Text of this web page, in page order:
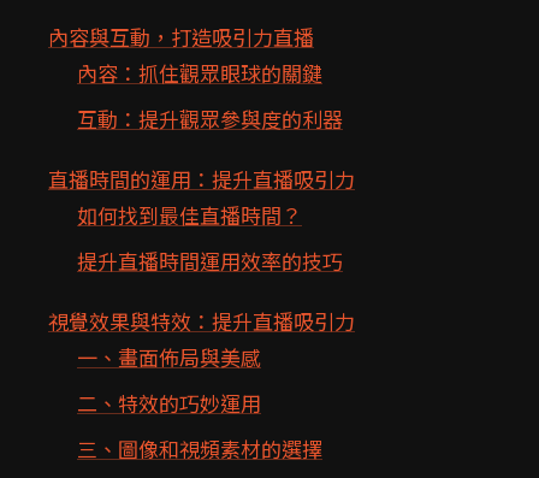
內容與互動，打造吸引力直播
內容：抓住觀眾眼球的關鍵
互動：提升觀眾參與度的利器
直播時間的運用：提升直播吸引力
如何找到最佳直播時間？
提升直播時間運用效率的技巧
視覺效果與特效：提升直播吸引力
一、畫面佈局與美感
二、特效的巧妙運用
三、圖像和視頻素材的選擇